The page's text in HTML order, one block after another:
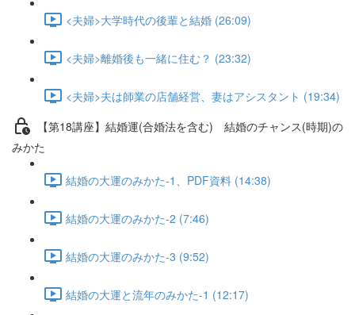
<夫婦>大学時代の後輩と結婚 (26:09)
<夫婦>離婚後も一緒に住む？ (23:32)
<夫婦>夫は師業の店舗経営、妻はアシスタント (19:34)
【第18講座】結婚運(合婚法を含む) 結婚のチャンス(時期)の
みかた
結婚の大運のみかた-1、PDF資料 (14:38)
結婚の大運のみかた-2 (7:46)
結婚の大運のみかた-3 (9:52)
結婚の大運と流年のみかた-1 (12:17)